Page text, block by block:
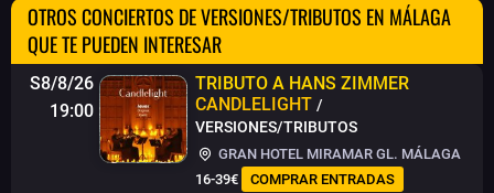
OTROS CONCIERTOS DE VERSIONES/TRIBUTOS EN MÁLAGA
QUE TE PUEDEN INTERESAR
S8/8/26
19:00
TRIBUTO A HANS ZIMMER
CANDLELIGHT /
VERSIONES/TRIBUTOS
GRAN HOTEL MIRAMAR GL. MÁLAGA
16-39€
COMPRAR ENTRADAS